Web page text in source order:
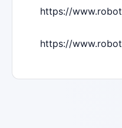
https://
https://